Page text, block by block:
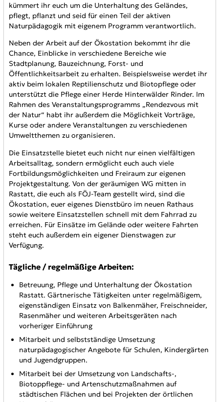
kümmert ihr euch um die Unterhaltung des Geländes,
pflegt, pflanzt und seid für einen Teil der aktiven
Naturpädagogik mit eigenem Programm verantwortlich.
Neben der Arbeit auf der Ökostation bekommt ihr die
Chance, Einblicke in verschiedene Bereiche wie
Stadtplanung, Bauzeichnung, Forst- und
Öffentlichkeitsarbeit zu erhalten. Beispielsweise werdet ihr
aktiv beim lokalen Reptilienschutz und Biotopflege oder
unterstützt die Pflege einer Herde Hinterwälder Rinder. Im
Rahmen des Veranstaltungsprogramms „Rendezvous mit
der Natur“ habt ihr außerdem die Möglichkeit Vorträge,
Kurse oder andere Veranstaltungen zu verschiedenen
Umweltthemen zu organisieren.
Die Einsatzstelle bietet euch nicht nur einen vielfältigen
Arbeitsalltag, sondern ermöglicht euch auch viele
Fortbildungsmöglichkeiten und Freiraum zur eigenen
Projektgestaltung. Von der geräumigen WG mitten in
Rastatt, die euch als FÖJ-Team gestellt wird, sind die
Ökostation, euer eigenes Dienstbüro im neuen Rathaus
sowie weitere Einsatzstellen schnell mit dem Fahrrad zu
erreichen. Für Einsätze im Gelände oder weitere Fahrten
steht euch außerdem ein eigener Dienstwagen zur
Verfügung.
Tägliche / regelmäßige Arbeiten:
Betreuung, Pflege und Unterhaltung der Ökostation
Rastatt. Gärtnerische Tätigkeiten unter regelmäßigem,
eigenständigen Einsatz von Balkenmäher, Freischneider,
Rasenmäher und weiteren Arbeitsgeräten nach
vorheriger Einführung
Mitarbeit und selbstständige Umsetzung
naturpädagogischer Angebote für Schulen, Kindergärten
und Jugendgruppen.
Mitarbeit bei der Umsetzung von Landschafts-,
Biotoppflege- und Artenschutzmaßnahmen auf
städtischen Flächen und bei Projekten der örtlichen